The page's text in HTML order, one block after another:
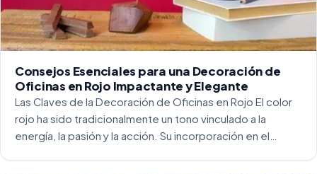
Consejos Esenciales para una Decoración de
Oficinas en Rojo Impactante y Elegante
Las Claves de la Decoración de Oficinas en Rojo El color
rojo ha sido tradicionalmente un tono vinculado a la
energía, la pasión y la acción. Su incorporación en el